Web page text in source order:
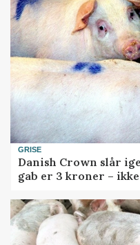
GRISE
Danish Crown slår
gab er 3 kroner –